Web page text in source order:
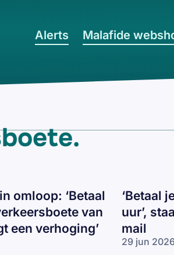
Alerts Malafide
.
omloop: ‘Betaal
van
een verhoging’
‘Betaal
uur’,
mail
29 jun